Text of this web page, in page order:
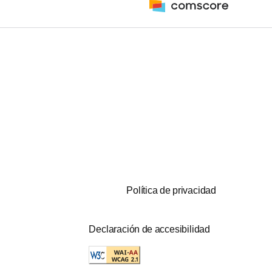
Política de privacidad
Declaración de accesibilidad